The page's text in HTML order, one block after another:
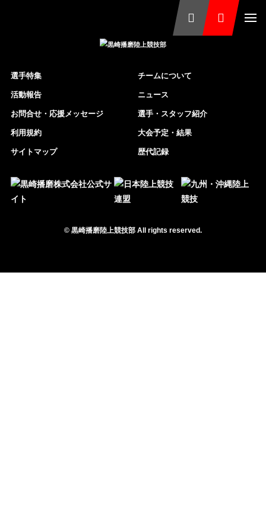
© 黒崎播磨陸上競技部 All rights reserved.
チームについて
ニュース
選手・スタッフ紹介
大会予定・結果
歴代記録
選手特集
活動報告
お問合せ・応援メッセージ
利用規約
サイトマップ